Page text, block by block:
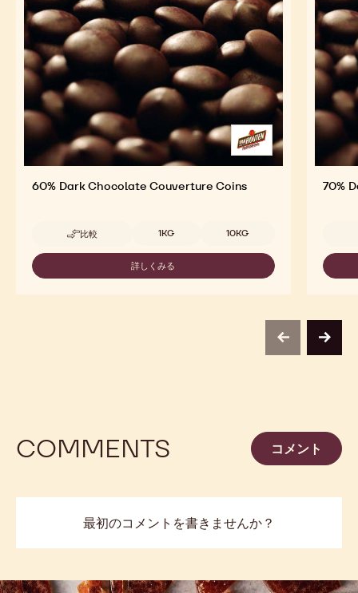
60% Dark Chocolate Couverture Coins
比較
-
60%
CHOCOLATE
取扱サイズ
1KG 10KG
詳しくみる
-
70%
previousnext
COMMENTS コメント
最初のコメントを書きませんか？